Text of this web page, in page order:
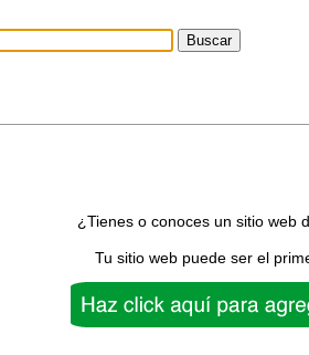
¿Tienes o conoces un sitio web
Tu sitio web puede ser el